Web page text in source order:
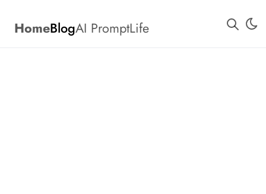
HomeBlogAI PromptLife